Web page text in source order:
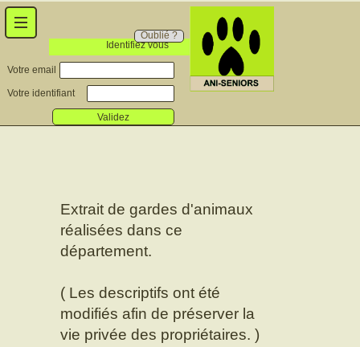
Identifiez vous
Oublié ?
Votre email
Votre identifiant
Validez
Extrait de gardes d'animaux
réalisées dans ce
département.
( Les descriptifs ont été
modifiés afin de préserver la
vie privée des propriétaires. )